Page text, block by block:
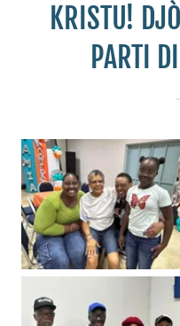
KRISTU!
PARTI